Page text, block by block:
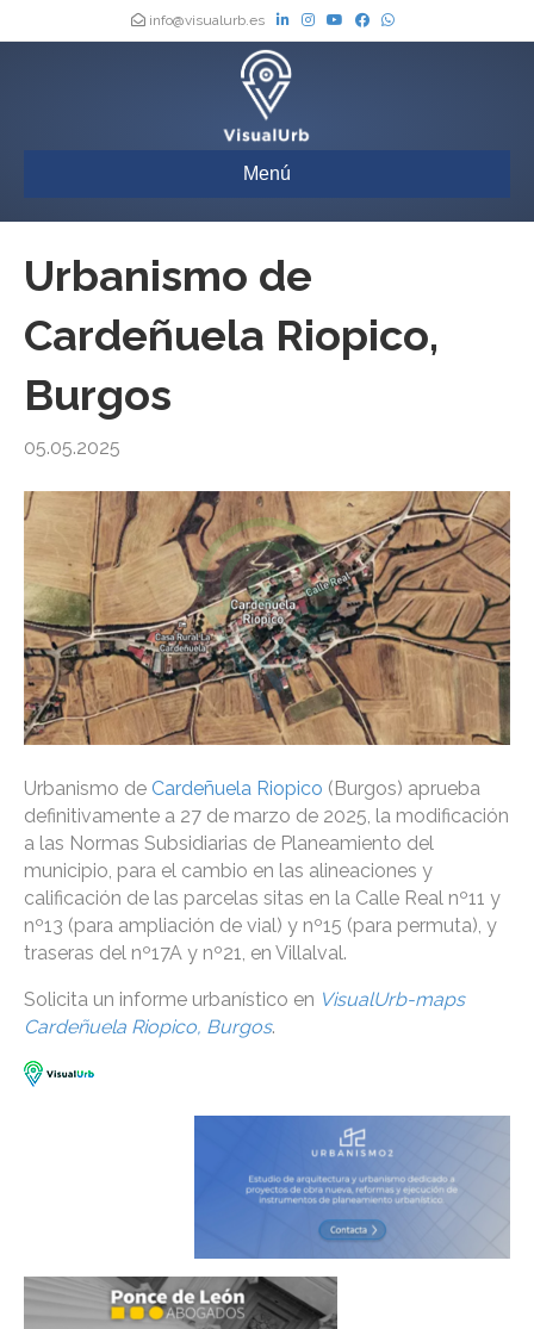
info@visualurb.es
Menú
Urbanismo de
Cardeñuela Riopico,
Burgos
05.05.2025
Urbanismo de Cardeñuela Riopico (Burgos) aprueba
definitivamente a 27 de marzo de 2025, la modificación
a las Normas Subsidiarias de Planeamiento del
municipio, para el cambio en las alineaciones y
calificación de las parcelas sitas en la Calle Real nº11 y
nº13 (para ampliación de vial) y nº15 (para permuta), y
traseras del nº17A y nº21, en Villalval.
Solicita un informe urbanístico en VisualUrb-maps
Cardeñuela Riopico, Burgos.